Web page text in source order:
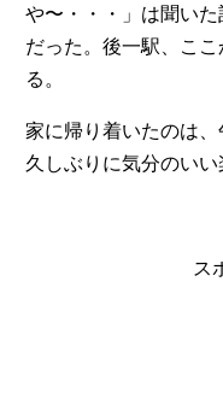
や〜・・・」は聞い
だった。後一駅、こ
る。
家に帰り着いたのは、
久しぶりに気分のいい
ス